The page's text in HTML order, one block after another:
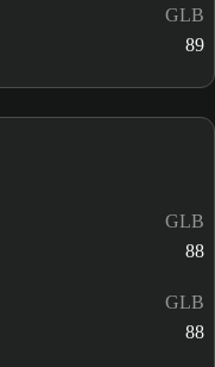
GLB
89
GLB
88
GLB
88